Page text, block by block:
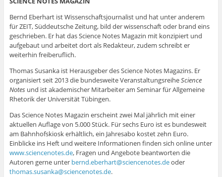
Bernd Eberhart ist Wissenschaftsjournalist und hat unter anderem
für ZEIT, Süddeutsche Zeitung, bild der wissenschaft oder brand eins
geschrieben. Er hat das Science Notes Magazin mit konzipiert und
aufgebaut und arbeitet dort als Redakteur, zudem schreibt er
weiterhin freiberuflich.
Thomas Susanka ist Herausgeber des Science Notes Magazins. Er
organisiert seit 2013 die bundesweite VeranstaltungsreiheScience
Notes und ist akademischer Mitarbeiter am Seminar für Allgemeine
Rhetorik der Universität Tübingen.
Das Science Notes Magazin erscheint zwei Mal jährlich mit einer
aktuellen Auflage von 5.000 Stück. Für sechs Euro ist es bundesweit
am Bahnhofskiosk erhältlich, ein Jahresabo kostet zehn Euro.
Einblicke ins Heft und weitere Informationen finden sich online unter
www.sciencenotes.de, Fragen und Angebote beantworten die
Autoren gerne unter bernd.eberhart@sciencenotes.deoder
thomas.susanka@sciencenotes.de.